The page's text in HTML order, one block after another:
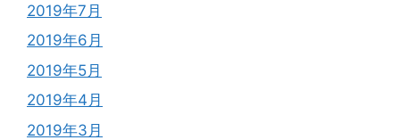
2019年7月
2019年6月
2019年5月
2019年4月
2019年3月